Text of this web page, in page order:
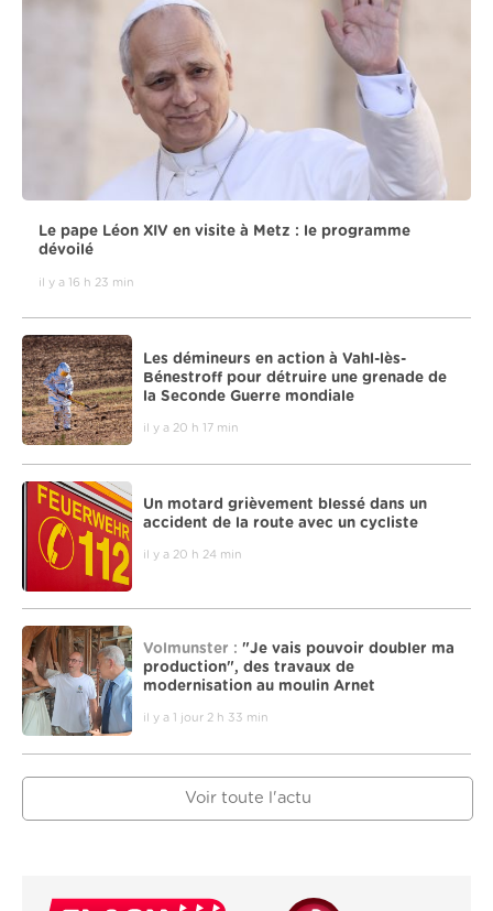
Le pape Léon XIV en visite à Metz : le programme
dévoilé
il y a 16 h 23 min
Les démineurs en action à Vahl-lès-
Bénestroff pour détruire une grenade de
la Seconde Guerre mondiale
il y a 20 h 17 min
Un motard grièvement blessé dans un
accident de la route avec un cycliste
il y a 20 h 24 min
Volmunster : "Je vais pouvoir doubler ma
production", des travaux de
modernisation au moulin Arnet
il y a 1 jour 2 h 33 min
Voir toute l'actu